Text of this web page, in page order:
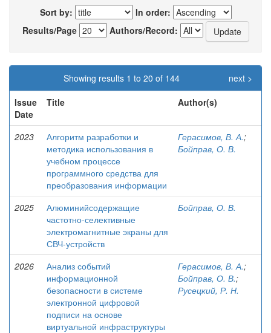
Sort by:
In order:
Results/Page
Authors/Record:
Showing results 1 to 20 of 144
next >
Issue
Date
Title Author(s)
2023
Алгоритм разработки и
методика использования в
учебном процессе
программного средства для
преобразования информации
Герасимов, В. А.;
Бойправ, О. В.
2025
Алюминийсодержащие
частотно-селективные
электромагнитные экраны для
СВЧ-устройств
Бойправ, О. В.
2026
Анализ событий
информационной
безопасности в системе
электронной цифровой
подписи на основе
виртуальной инфраструктуры
Герасимов, В. А.;
Бойправ, О. В.;
Русецкий, Р. Н.